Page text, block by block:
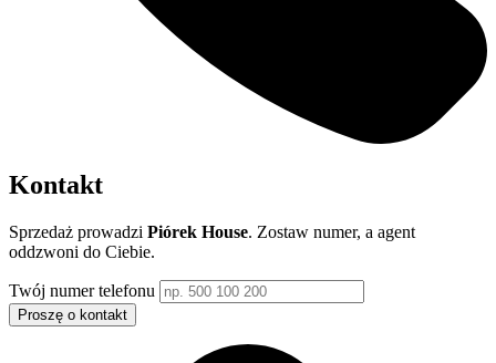
Kontakt
Sprzedaż prowadzi Piórek House. Zostaw numer, a agent
oddzwoni do Ciebie.
Twój numer telefonu
Proszę o kontakt